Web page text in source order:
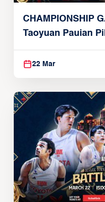
CHAMPIONSHIP
Taoyuan Pauian
Brex (March 22,
22 Mar